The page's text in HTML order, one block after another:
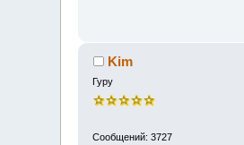
Kim
Гуру
Сообщений: 3727